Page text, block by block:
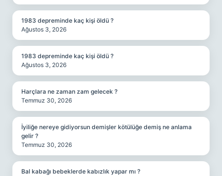
1983 depreminde kaç kişi öldü ?
Ağustos 3, 2026
1983 depreminde kaç kişi öldü ?
Ağustos 3, 2026
Harçlara ne zaman zam gelecek ?
Temmuz 30, 2026
İyiliğe nereye gidiyorsun demişler kötülüğe demiş ne anlama
gelir ?
Temmuz 30, 2026
Bal kabağı bebeklerde kabızlık yapar mı ?